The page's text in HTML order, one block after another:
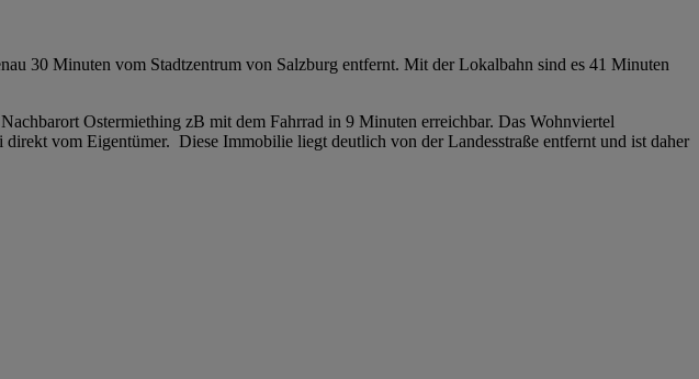
30 Minuten vom Stadtzentrum von Salzburg entfernt. Mit der Lokalbahn sind es 41 Minuten
Ostermiething zB mit dem Fahrrad in 9 Minuten erreichbar. Das Wohnviertel
vom Eigentümer. Diese Immobilie liegt deutlich von der Landesstraße entfernt und ist daher